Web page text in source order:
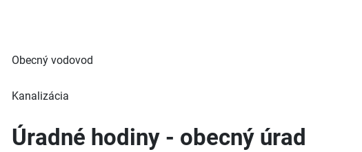
Obecný vodovod
Kanalizácia
Úradné hodiny - obecný úrad